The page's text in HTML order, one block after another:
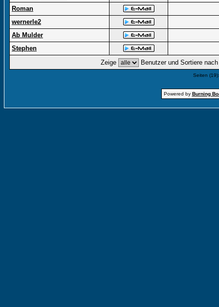
Roman
wernerle2
Ab Mulder
Stephen
Zeige
Benutzer und Sortiere
Seiten
Powered by Burning